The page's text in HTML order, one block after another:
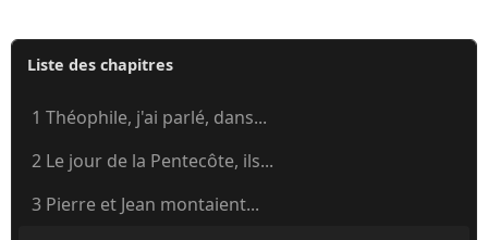
Liste des chapitres
1 Théophile, j'ai parlé, dans...
2 Le jour de la Pentecôte, ils...
3 Pierre et Jean montaient...